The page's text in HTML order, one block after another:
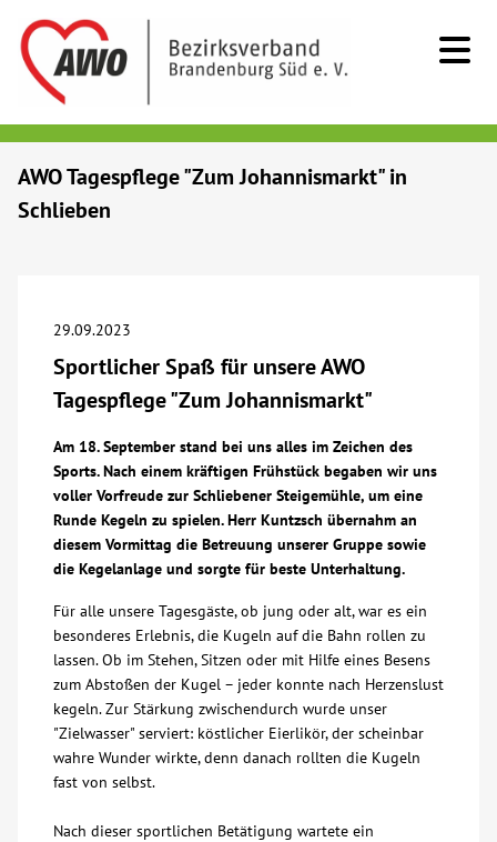
Senioren
Begegnung
Bildung
Über uns
Veranstaltungen
Spenden
Mitmachen
Karriere
AWO Tagespflege "Zum Johannismarkt" in
Schlieben
29.09.2023
Sportlicher Spaß für unsere AWO
Tagespflege "Zum Johannismarkt"
Am 18. September stand bei uns alles im Zeichen des
Sports. Nach einem kräftigen Frühstück begaben wir uns
voller Vorfreude zur Schliebener Steigemühle, um eine
Runde Kegeln zu spielen. Herr Kuntzsch übernahm an
diesem Vormittag die Betreuung unserer Gruppe sowie
die Kegelanlage und sorgte für beste Unterhaltung.
Für alle unsere Tagesgäste, ob jung oder alt, war es ein
besonderes Erlebnis, die Kugeln auf die Bahn rollen zu
lassen. Ob im Stehen, Sitzen oder mit Hilfe eines Besens
zum Abstoßen der Kugel – jeder konnte nach Herzenslust
kegeln. Zur Stärkung zwischendurch wurde unser
"Zielwasser" serviert: köstlicher Eierlikör, der scheinbar
wahre Wunder wirkte, denn danach rollten die Kugeln
fast von selbst.
Nach dieser sportlichen Betätigung wartete ein